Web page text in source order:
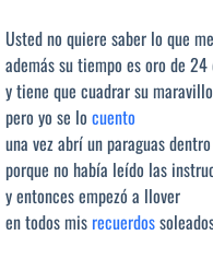
Usted no quiere saber lo que
además su tiempo es oro de
y tiene que cuadrar su
pero yo se lo cuento
una vez abrí un paraguas
porque no había leído las
y entonces empezó a llover
en todos mis recuerdos